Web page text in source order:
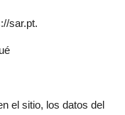
sar.pt.
el sitio, los datos del